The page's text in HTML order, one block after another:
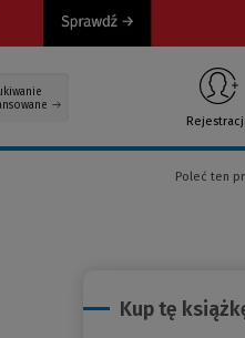
Poleć ten
Kup tę